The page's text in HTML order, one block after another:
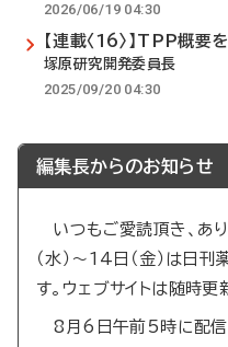
2026/06/19 04:30
【連載〈16〉】TPP概要
塚原研究開発委員長
2025/09/20 04:30
編集長からのお知らせ
いつもご愛読頂き、あ
（水）～14日（金）は日
す。ウェブサイトは随時更
8月6日午前5時に配信